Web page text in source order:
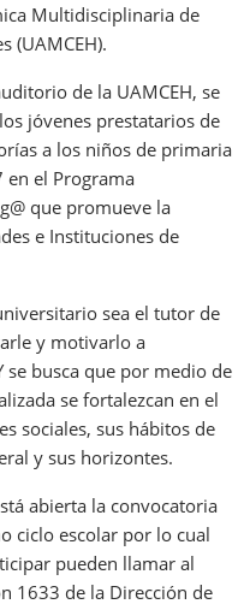
Multidisciplinaria de
(UAMCEH).
de la UAMCEH, se
jóvenes prestatarios de
a los niños de primaria
en el Programa
que promueve la
e Instituciones de
sea el tutor de
y motivarlo a
busca que por medio de
se fortalezcan en el
sociales, sus hábitos de
y sus horizontes.
abierta la convocatoria
ciclo escolar por lo cual
pueden llamar al
1633 de la Dirección de